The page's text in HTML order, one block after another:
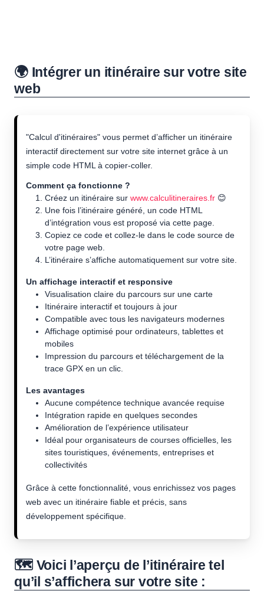
🌍 Intégrer un itinéraire sur votre site
web
"Calcul d'itinéraires" vous permet d’afficher un itinéraire
interactif directement sur votre site internet grâce à un
simple code HTML à copier-coller.
Comment ça fonctionne ?
Créez un itinéraire sur www.calculitineraires.fr 😊
Une fois l’itinéraire généré, un code HTML
d’intégration vous est proposé via cette page.
Copiez ce code et collez-le dans le code source de
votre page web.
L’itinéraire s’affiche automatiquement sur votre site.
Un affichage interactif et responsive
Visualisation claire du parcours sur une carte
Itinéraire interactif et toujours à jour
Compatible avec tous les navigateurs modernes
Affichage optimisé pour ordinateurs, tablettes et
mobiles
Impression du parcours et téléchargement de la
trace GPX en un clic.
Les avantages
Aucune compétence technique avancée requise
Intégration rapide en quelques secondes
Amélioration de l’expérience utilisateur
Idéal pour organisateurs de courses officielles, les
sites touristiques, événements, entreprises et
collectivités
Grâce à cette fonctionnalité, vous enrichissez vos pages
web avec un itinéraire fiable et précis, sans
développement spécifique.
🗺️ Voici l’aperçu de l’itinéraire tel
qu’il s’affichera sur votre site :